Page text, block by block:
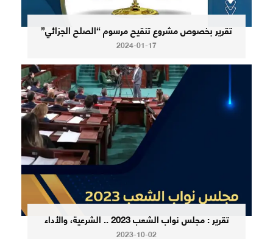
تقرير بخصوص مشروع تنقيح مرسوم “الصلح الجزائي”
2024-01-17
تقرير : مجلس نواب الشعب 2023 .. الشرعية، والأداء
2023-10-02